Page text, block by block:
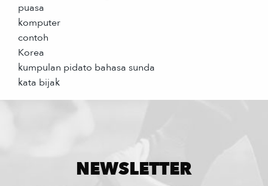
puasa
komputer
contoh
Korea
kumpulan pidato bahasa sunda
kata bijak
NEWSLETTER